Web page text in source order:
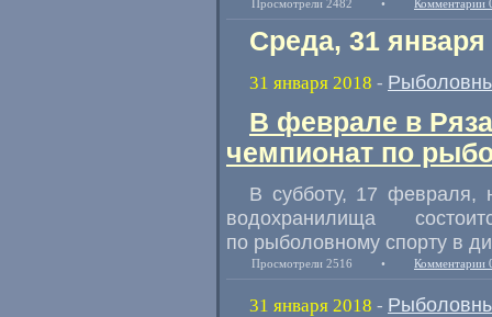
Просмотрели 2482 • Комментарии
Среда, 31 января
31 января 2018 -
В феврале в
чемпионат по
В субботу, 17 февраля,
водохранилища
по рыболовному спорту в
Просмотрели 2516 • Комментарии
31 января 2018 -